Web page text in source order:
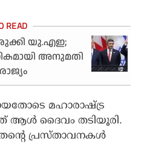
യു.എഇ;
അനുമതി
മഹാരാഷ്ട്ര
ആൾ ദൈവം തടിയൂരി.
പ്രസ്താവനകൾ